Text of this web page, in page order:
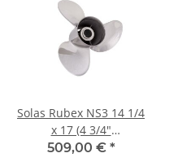
Solas Rubex NS3 14 1/4
x 17 (4 3/4"
Getriebe)135-300PS
509,00 € *